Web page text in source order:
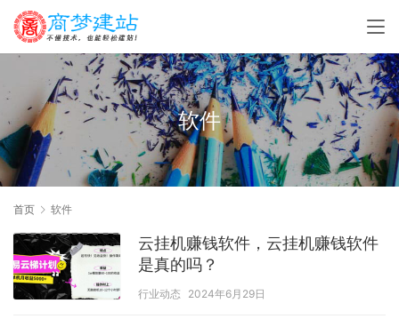
软件
首页 软件
云挂机赚钱软件，云挂机赚钱软件
是真的吗？
行业动态 2024年6月29日